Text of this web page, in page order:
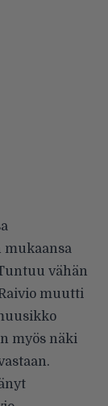
mukaansa
vähän
muutti
myös näki